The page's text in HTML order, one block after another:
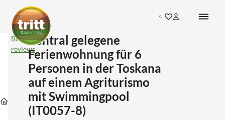
Search
Unterkünfte
Unterkünfte
in
Toscane
Unterkünfte
in
Florence
Unterkünfte
in
Montespertoli
Zentral
gelegene
Ferienwohnung
6
Personen
in
der
Toskana
auf
Bekijk
reviews
Zentral gelegene
Ferienwohnung für 6
Personen in der Toskana
auf einem Agriturismo
mit Swimmingpool
(IT0057-8)